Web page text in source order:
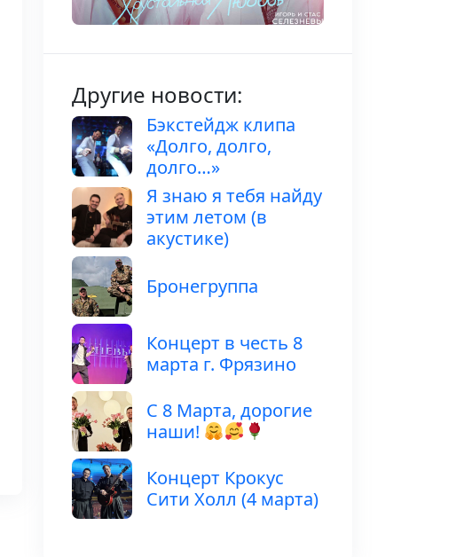
Другие новости:
Бэкстейдж клипа
«Долго, долго,
долго…»
Я знаю я тебя найду
этим летом (в
акустике)
Бронегруппа
Концерт в честь 8
марта г. Фрязино
С 8 Марта, дорогие
наши!
Концерт Крокус
Сити Холл (4 марта)